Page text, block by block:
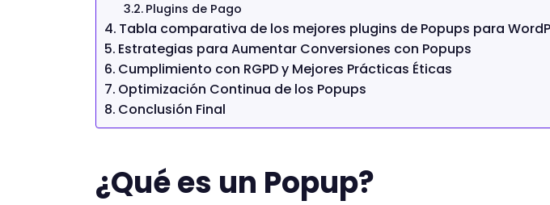
Plugins de Pago
Tabla comparativa de los mejores plugins de Popups para
Estrategias para Aumentar Conversiones con Popups
Cumplimiento con RGPD y Mejores Prácticas Éticas
Optimización Continua de los Popups
Conclusión Final
¿Qué es un Popup?